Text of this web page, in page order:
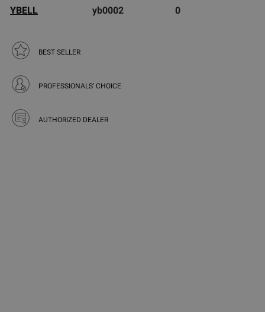
YBELL yb0002 0
BEST SELLER
PROFESSIONALS' CHOICE
AUTHORIZED DEALER